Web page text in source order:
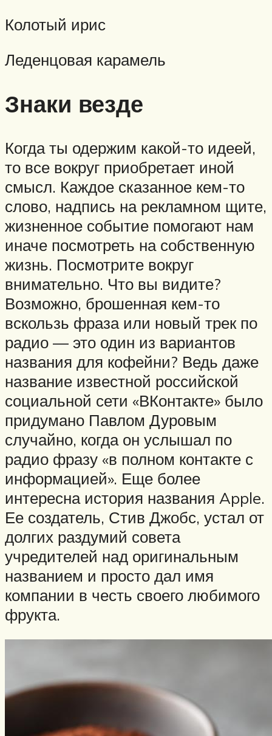
Колотый ирис
Леденцовая карамель
Знаки везде
Когда ты одержим какой-то идеей,
то все вокруг приобретает иной
смысл. Каждое сказанное кем-то
слово, надпись на рекламном щите,
жизненное событие помогают нам
иначе посмотреть на собственную
жизнь. Посмотрите вокруг
внимательно. Что вы видите?
Возможно, брошенная кем-то
вскользь фраза или новый трек по
радио — это один из вариантов
названия для кофейни? Ведь даже
название известной российской
социальной сети «ВКонтакте» было
придумано Павлом Дуровым
случайно, когда он услышал по
радио фразу «в полном контакте с
информацией». Еще более
интересна история названия Apple.
Ее создатель, Стив Джобс, устал от
долгих раздумий совета
учредителей над оригинальным
названием и просто дал имя
компании в честь своего любимого
фрукта.